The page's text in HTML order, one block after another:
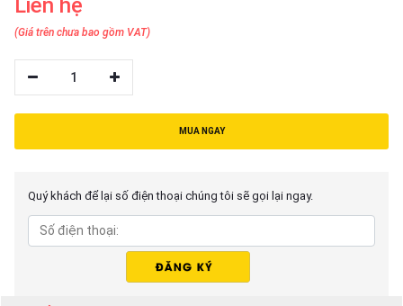
Liên hệ
(Giá trên chưa bao gồm VAT)
1
MUA NGAY
Quý khách để lại số điện thoại chúng tôi sẽ gọi lại ngay.
việt